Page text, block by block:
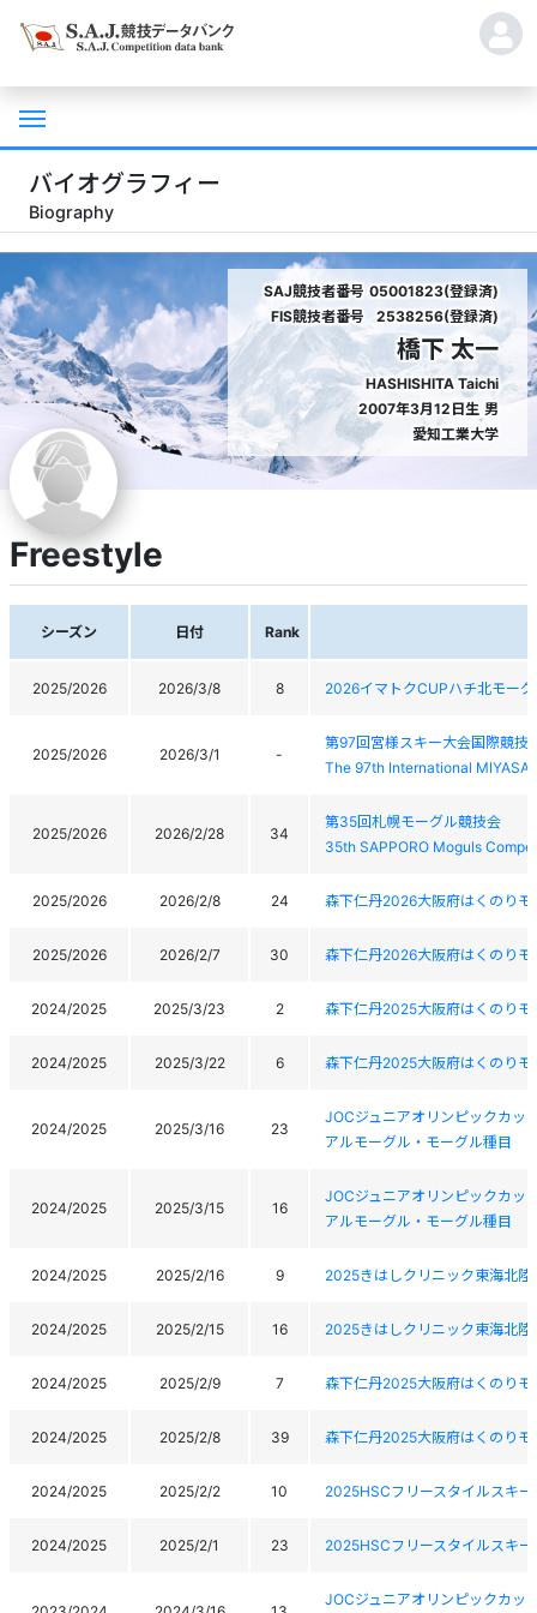
バイオグラフィー
Biography
SAJ競技者番号 05001823(登録済)
FIS競技者番号
2538256(登録済)
橋下 太一
HASHISHITA Taichi
2007年3月12日生 男
愛知工業大学
Freestyle
シーズン 日付 Rank
2025/2026 2026/3/8 8 2026イマトクCUPハチ北モー
2025/2026 2026/3/1 -
第97回宮様スキー大会国際競技
The 97th International
2025/2026 2026/2/28 34
第35回札幌モーグル競技会
35th SAPPORO Moguls
2025/2026 2026/2/8 24 森下仁丹2026大阪府はくのりモ
2025/2026 2026/2/7 30 森下仁丹2026大阪府はくのりモ
2024/2025 2025/3/23 2 森下仁丹2025大阪府はくのりモ
2024/2025 2025/3/22 6 森下仁丹2025大阪府はくのりモ
2024/2025 2025/3/16 23
JOCジュニアオリンピックカッ
アルモーグル・モーグル種目
2024/2025 2025/3/15 16
JOCジュニアオリンピックカッ
アルモーグル・モーグル種目
2024/2025 2025/2/16 9 2025きはしクリニック東海北
2024/2025 2025/2/15 16 2025きはしクリニック東海北
2024/2025 2025/2/9 7 森下仁丹2025大阪府はくのりモ
2024/2025 2025/2/8 39 森下仁丹2025大阪府はくのりモ
2024/2025 2025/2/2 10 2025HSCフリースタイルスキ
2024/2025 2025/2/1 23 2025HSCフリースタイルスキ
JOCジュニアオリンピックカッ